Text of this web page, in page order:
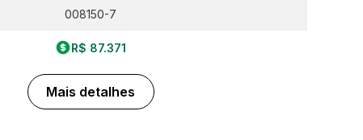
008150-7
R$ 87.371
Mais detalhes